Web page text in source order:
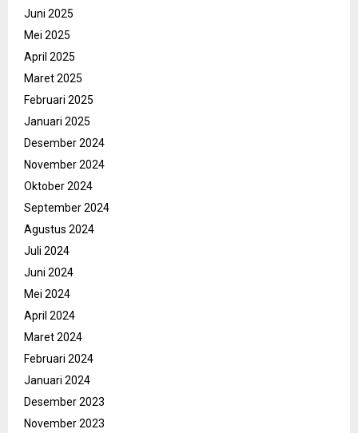
Juni 2025
Mei 2025
April 2025
Maret 2025
Februari 2025
Januari 2025
Desember 2024
November 2024
Oktober 2024
September 2024
Agustus 2024
Juli 2024
Juni 2024
Mei 2024
April 2024
Maret 2024
Februari 2024
Januari 2024
Desember 2023
November 2023